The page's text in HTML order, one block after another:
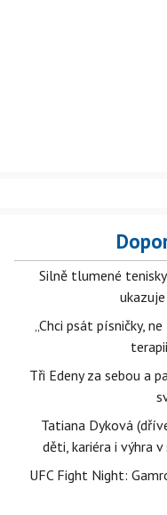
Silně tlumené
„Chci psát písničky,
Tři Edeny za sebou a
Tatiana Dyková
děti, kariéra i výhra
UFC Fight Night: